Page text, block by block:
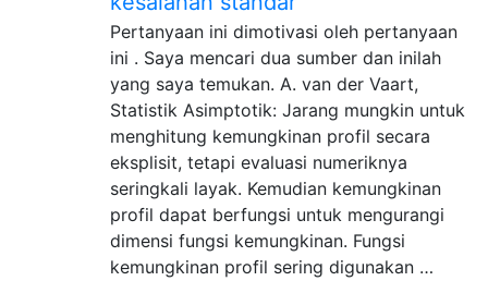
Pertanyaan ini dimotivasi oleh pertanyaan
ini . Saya mencari dua sumber dan inilah
yang saya temukan. A. van der Vaart,
Statistik Asimptotik: Jarang mungkin untuk
menghitung kemungkinan profil secara
eksplisit, tetapi evaluasi numeriknya
seringkali layak. Kemudian kemungkinan
profil dapat berfungsi untuk mengurangi
dimensi fungsi kemungkinan. Fungsi
kemungkinan profil sering digunakan …